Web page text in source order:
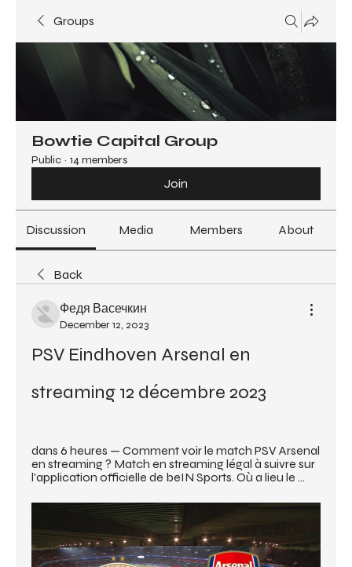
Groups
Bowtie Capital Group
Public · 14 members
Join
Discussion Media Members About
Back
Федя Васечкин
December 12, 2023
PSV Eindhoven Arsenal en
streaming 12 décembre 2023
dans 6 heures — Comment voir le match PSV Arsenal
en streaming ? Match en streaming légal à suivre sur
l'application officielle de beIN Sports. Où a lieu le ...